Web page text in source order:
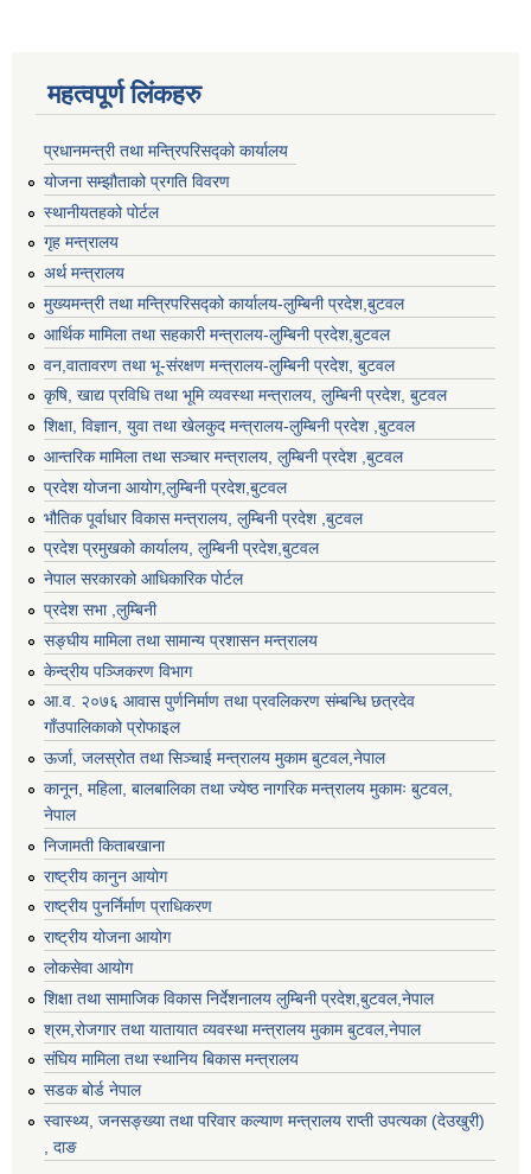
महत्वपूर्ण लिंकहरु
प्रधानमन्त्री तथा मन्त्रिपरिसद्को कार्यालय
योजना सम्झौताको प्रगति विवरण
स्थानीयतहको पोर्टल
गृह मन्त्रालय
अर्थ मन्त्रालय
मुख्यमन्त्री तथा मन्त्रिपरिसद्को कार्यालय-लुम्बिनी प्रदेश,बुटवल
आर्थिक मामिला तथा सहकारी मन्त्रालय-लुम्बिनी प्रदेश,बुटवल
वन,वातावरण तथा भू-संरक्षण मन्त्रालय-लुम्बिनी प्रदेश, बुटवल
कृषि, खाद्य प्रविधि तथा भूमि व्यवस्था मन्त्रालय, लुम्बिनी प्रदेश, बुटवल
शिक्षा, विज्ञान, युवा तथा खेलकुद मन्‍‍त्रालय-लुम्बिनी प्रदेश ,बुटवल
आन्तरिक मामिला तथा सञ्चार मन्त्रालय, लुम्बिनी प्रदेश ,बुटवल
प्रदेश योजना आयोग,लुम्बिनी प्रदेश,बुटवल
भौतिक पूर्वाधार विकास मन्त्रालय, लुम्बिनी प्रदेश ,बुटवल
प्रदेश प्रमुखको कार्यालय, लुम्बिनी प्रदेश,बुटवल
नेपाल सरकारको आधिकारिक पोर्टल
प्रदेश सभा ,लुम्बिनी
सङ्घीय मामिला तथा सामान्य प्रशासन मन्त्रालय
केन्द्रीय पञ्जिकरण विभाग
आ.व. २०७६ आवास पुर्णनिर्माण तथा प्रवलिकरण संम्बन्धि छत्रदेव
गाँउपालिकाको प्रोफाइल
ऊर्जा, जलस्रोत तथा सिञ्चाई मन्त्रालय मुकाम बुटवल,नेपाल
कानून, महिला, बालबालिका तथा ज्येष्ठ नागरिक मन्त्रालय मुकामः बुटवल,
नेपाल
निजामती किताबखाना
राष्ट्रीय कानुन आयाेग
राष्ट्रीय पुनर्निर्माण प्राधिकरण
राष्ट्रीय योजना आयोग
लोकसेवा आयोग
शिक्षा तथा सामाजिक विकास निर्देशनालय लुम्बिनी प्रदेश,बुटवल,नेपाल
श्रम,रोजगार तथा यातायात व्यवस्था मन्त्रालय मुकाम बुटवल,नेपाल
संघिय मामिला तथा स्थानिय बिकास मन्त्रालय
सडक बोर्ड नेपाल
स्वास्थ्य, जनसङ्ख्या तथा परिवार कल्याण मन्त्रालय राप्ती उपत्यका (देउखुरी)
, दाङ